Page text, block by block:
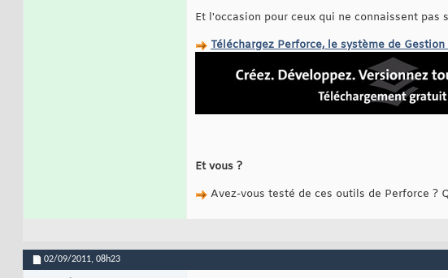
Et l'occasion pour ceux qui ne connaissent
Téléchargez Perforce, le système de
Et vous ?
Avez-vous testé de ces outils de Perforce ?
02/09/2011, 08h23